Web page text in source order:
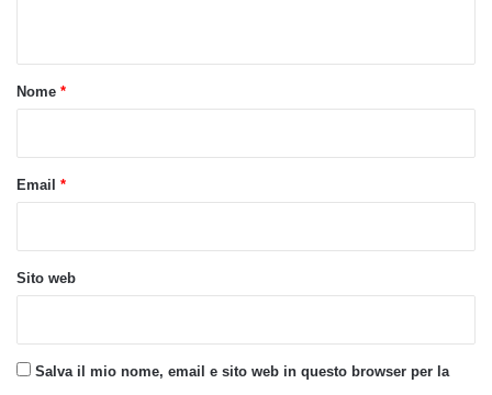
oNome *
Email *
Sito web
Salva il mio nome, email e sito web in questo browser per la